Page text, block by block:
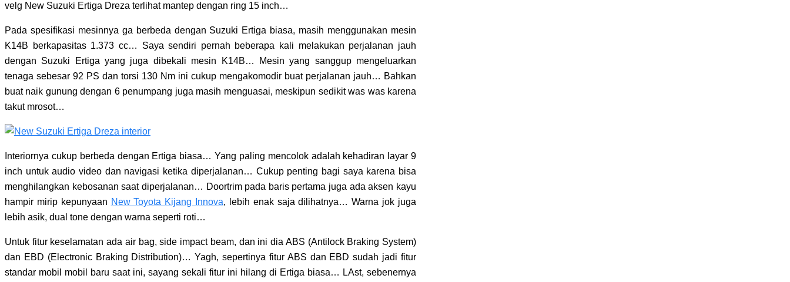
velg New Suzuki Ertiga Dreza terlihat mantep dengan ring 15 inch…
Pada spesifikasi mesinnya ga berbeda dengan Suzuki Ertiga biasa, masih menggunakan mesin
K14B berkapasitas 1.373 cc… Saya sendiri pernah beberapa kali melakukan perjalanan jauh
dengan Suzuki Ertiga yang juga dibekali mesin K14B… Mesin yang sanggup mengeluarkan
tenaga sebesar 92 PS dan torsi 130 Nm ini cukup mengakomodir buat perjalanan jauh… Bahkan
buat naik gunung dengan 6 penumpang juga masih menguasai, meskipun sedikit was was karena
takut mrosot…
Interiornya cukup berbeda dengan Ertiga biasa… Yang paling mencolok adalah kehadiran layar 9
inch untuk audio video dan navigasi ketika diperjalanan… Cukup penting bagi saya karena bisa
menghilangkan kebosanan saat diperjalanan… Doortrim pada baris pertama juga ada aksen kayu
hampir mirip kepunyaan New Toyota Kijang Innova, lebih enak saja dilihatnya… Warna jok juga
lebih asik, dual tone dengan warna seperti roti…
Untuk fitur keselamatan ada air bag, side impact beam, dan ini dia ABS (Antilock Braking System)
dan EBD (Electronic Braking Distribution)… Yagh, sepertinya fitur ABS dan EBD sudah jadi fitur
standar mobil mobil baru saat ini, sayang sekali fitur ini hilang di Ertiga biasa… LAst, sebenernya